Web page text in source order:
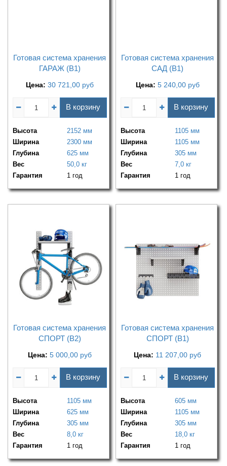
Готовая система хранения
ГАРАЖ (В1)
Цена: 30 721,00 руб
В корзину
Высота
2152 мм
Ширина
2300 мм
Глубина
625 мм
Вес
50,0 кг
Гарантия
1 год
Готовая система хранения
САД (В1)
Цена: 5 240,00 руб
В корзину
Высота
1105 мм
Ширина
1105 мм
Глубина
305 мм
Вес
7,0 кг
Гарантия
1 год
Готовая система хранения
СПОРТ (В2)
Цена: 5 000,00 руб
В корзину
Высота
1105 мм
Ширина
625 мм
Глубина
305 мм
Вес
8,0 кг
Гарантия
1 год
Готовая система хранения
СПОРТ (В1)
Цена: 11 207,00 руб
В корзину
Высота
605 мм
Ширина
1105 мм
Глубина
305 мм
Вес
18,0 кг
Гарантия
1 год